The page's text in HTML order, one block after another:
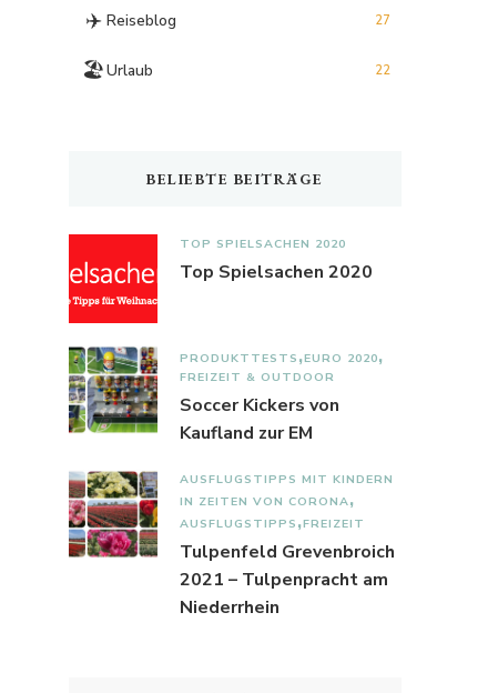
✈️ Reiseblog 27
🏖️Urlaub 22
BELIEBTE BEITRÄGE
TOP SPIELSACHEN 2020
Top Spielsachen 2020
PRODUKTTESTS EURO 2020
FREIZEIT & OUTDOOR
Soccer Kickers von
Kaufland zur EM
AUSFLUGSTIPPS MIT KINDERN
IN ZEITEN VON CORONA
AUSFLUGSTIPPS FREIZEIT
Tulpenfeld Grevenbroich
2021 – Tulpenpracht am
Niederrhein